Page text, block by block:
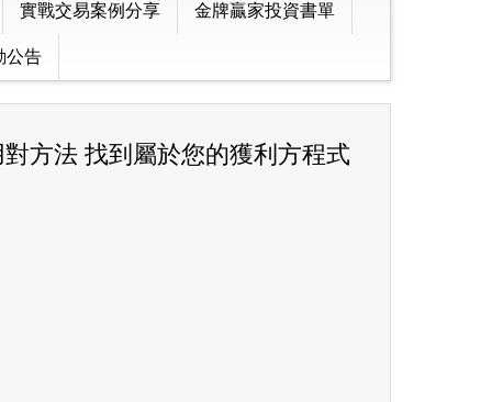
實戰交易案例分享 金牌贏家投資書單
公告
方法 找到屬於您的獲利方程式